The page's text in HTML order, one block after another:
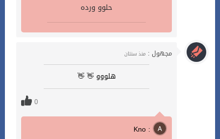
حلوو ورده
مجهول : منذ سنتان
هلووو 👋 👋
0
Kno :